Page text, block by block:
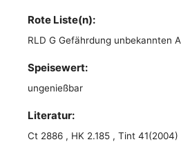
Rote Liste(n):
RLD G Gefährdung unbekannten
Speisewert:
ungenießbar
Literatur:
Ct 2886 , HK 2.185 , Tint 41(2004)